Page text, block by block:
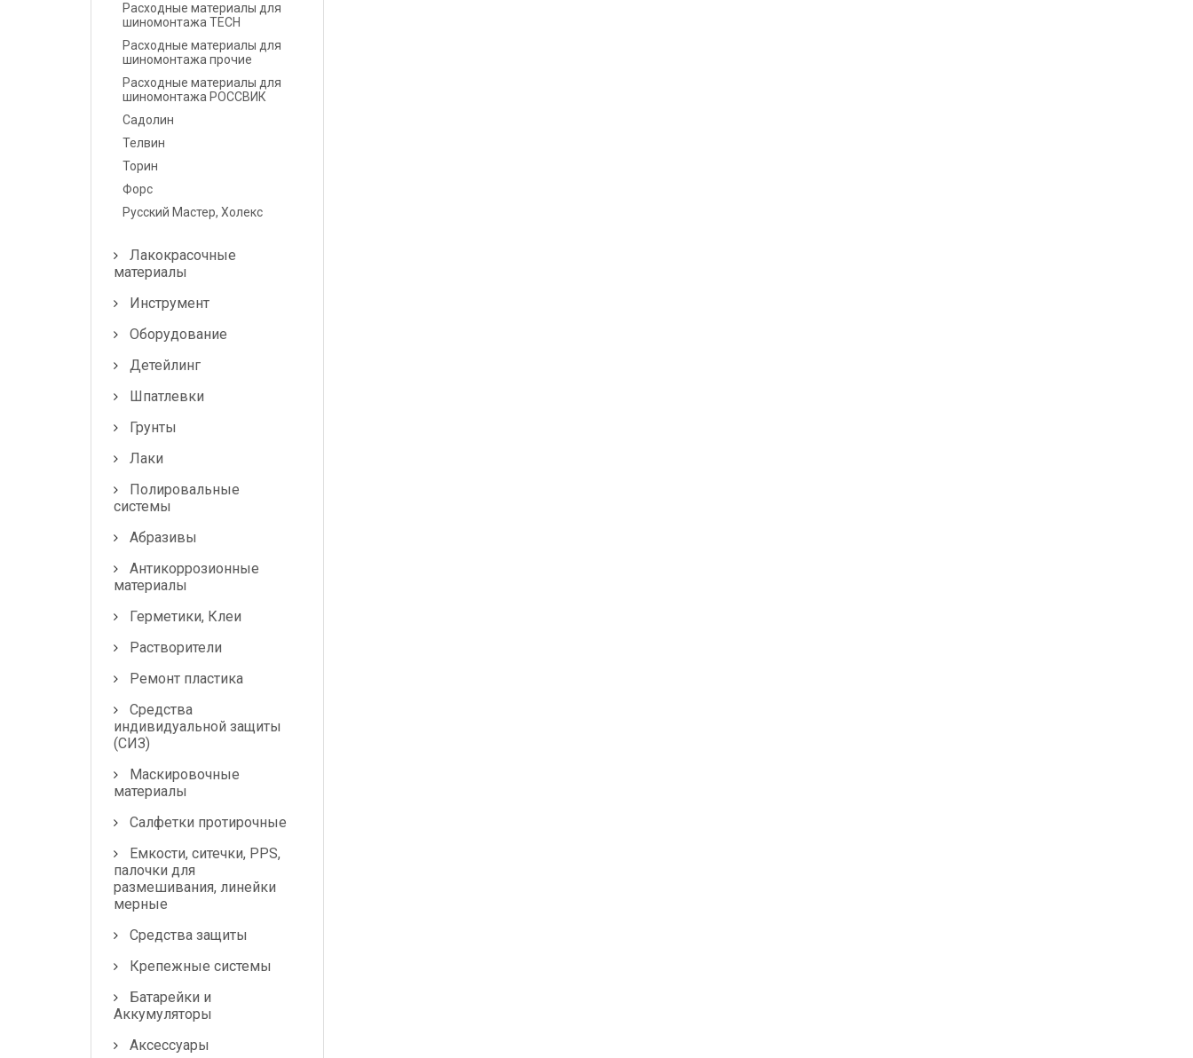
Батарейки и
Аккумуляторы
Аксессуары
Лампочки и
предохранители
Расходные материалы для
шиномонтажа TECH
Расходные материалы для
шиномонтажа прочие
Расходные материалы для
шиномонтажа РОССВИК
Садолин
Телвин
Торин
Форс
Русский Мастер, Холекс
Лакокрасочные
материалы
Инструмент
Оборудование
Детейлинг
Шпатлевки
Грунты
Лаки
Полировальные
системы
Абразивы
Антикоррозионные
материалы
Герметики, Клеи
Растворители
Ремонт пластика
Средства
индивидуальной защиты
(СИЗ)
Маскировочные
материалы
Салфетки протирочные
Емкости, ситечки, PPS,
палочки для
размешивания, линейки
мерные
Средства защиты
Крепежные системы
Батарейки и
Аккумуляторы
Аксессуары